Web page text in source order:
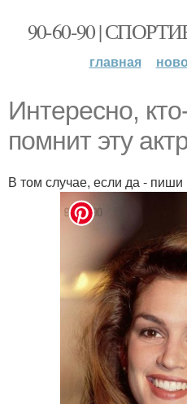
90-60-90 |
главная
Интересно,
помнит эту
В том случае, если да - пиши